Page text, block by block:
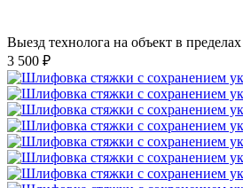
Выезд технолога на объект в
3 500 ₽